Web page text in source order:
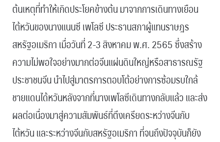
ต้นเหตุที่ทำให้เกิดประโยคข้างต้น มาจากการเดินทางเยือน
ไต้หวันของนางแนนซี เพโลซี ประธานสภาผู้แทนราษฎร
สหรัฐอเมริกา เมื่อวันที่ 2-3 สิงหาคม พ.ศ. 2565 ซึ่งสร้าง
ความไม่พอใจอย่างมากต่อจีนแผ่นดินใหญ่หรือสาธารณรัฐ
ประชาชนจีน นำไปสู่มาตรการตอบโต้อย่างการซ้อมรบใกล้
ชายแดนได้หวันหลังจากที่นางเพโลซีเดินทางกลับแล้ว และส่ง
ผลต่อเนื่องมาสู่ความสัมพันธ์ที่ตึงเครียดระหว่างจีนกับ
ไต้หวัน และระหว่างจีนกับสหรัฐอเมริกา ที่จนถึงปัจจุบันก็ยัง